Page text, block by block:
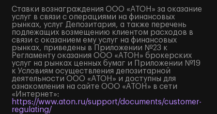
Ставки вознаграждения ООО «АТОН» за оказание
услуг в связи с операциями на финансовых
рынках, услуг Депозитария, а также перечень
подлежащих возмещению клиентом расходов в
связи с оказанием ему услуг на финансовых
рынках, приведены в Приложении №23 к
Регламенту оказания ООО «АТОН» брокерских
услуг на рынках ценных бумаг и Приложении №19
к Условиям осуществления депозитарной
деятельности ООО «АТОН» и доступны для
ознакомления на сайте ООО «АТОН» в сети
«Интернет»:
https://www.aton.ru/support/documents/customer-
regulating/